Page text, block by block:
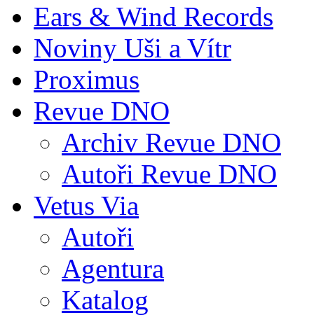
Ears & Wind Records
Noviny Uši a Vítr
Proximus
Revue DNO
Archiv Revue DNO
Autoři Revue DNO
Vetus Via
Autoři
Agentura
Katalog